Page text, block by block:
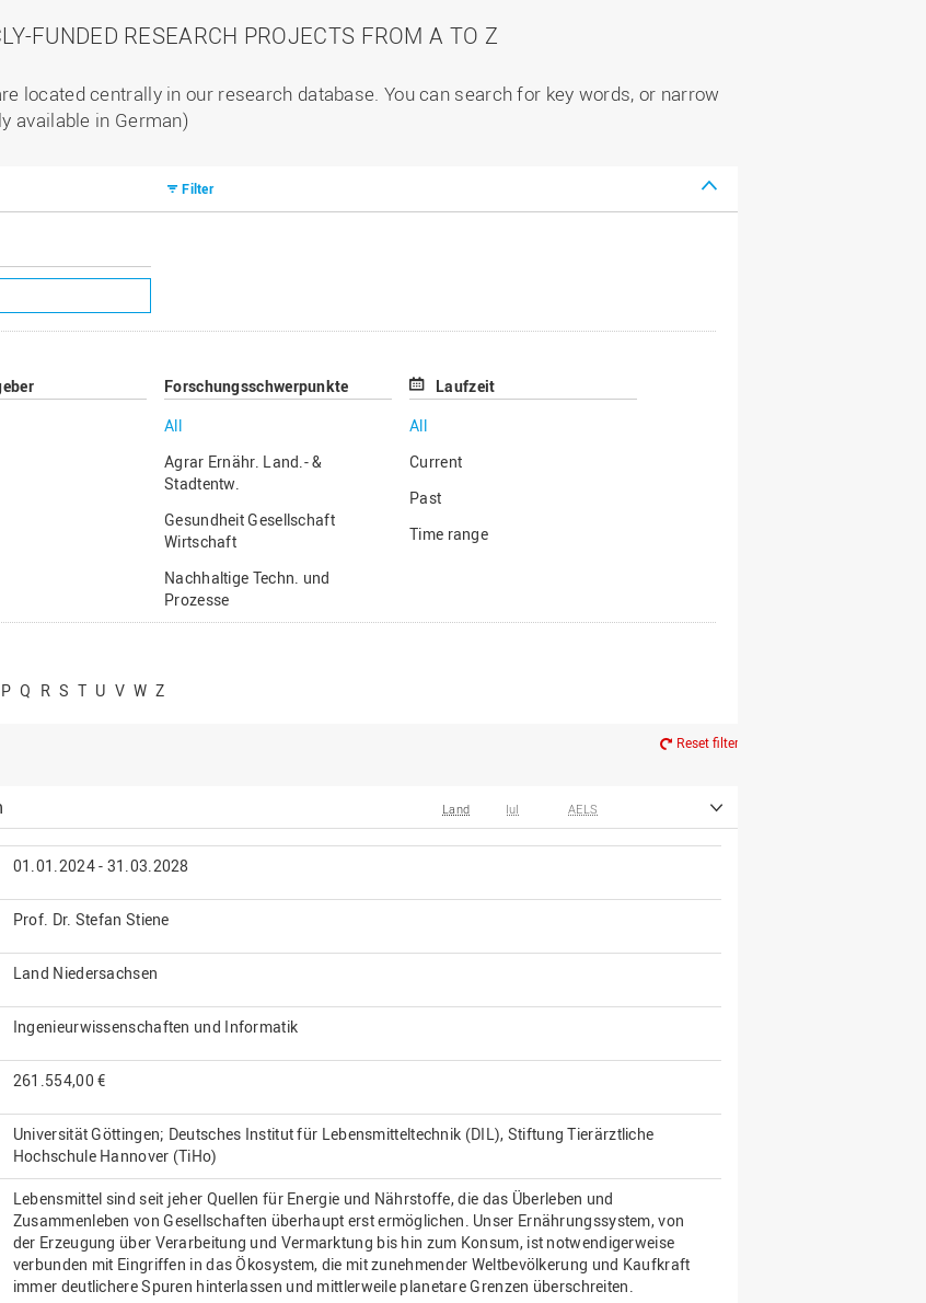
FUNDED RESEARCH PROJECTS FROM A TO Z
located centrally in our research database. You can search for key words, or narrow
available in German)
Filter
Forschungsschwerpunkte
All
Agrar Ernähr. Land.- &
Stadtentw.
Gesundheit Gesellschaft
Wirtschaft
Nachhaltige Techn. und
Prozesse
Laufzeit
All
Current
Past
Time range
P Q R S T U V W Z
Reset filter
Land IuI AELS
01.01.2024 - 31.03.2028
Prof. Dr. Stefan Stiene
Land Niedersachsen
Ingenieurwissenschaften und Informatik
261.554,00 €
Universität Göttingen; Deutsches Institut für Lebensmitteltechnik (DIL), Stiftung Tierärztliche
Hochschule Hannover (TiHo)
Lebensmittel sind seit jeher Quellen für Energie und Nährstoffe, die das Überleben und
Zusammenleben von Gesellschaften überhaupt erst ermöglichen. Unser Ernährungssystem, von
der Erzeugung über Verarbeitung und Vermarktung bis hin zum Konsum, ist notwendigerweise
verbunden mit Eingriffen in das Ökosystem, die mit zunehmender Weltbevölkerung und Kaufkraft
immer deutlichere Spuren hinterlassen und mittlerweile planetare Grenzen überschreiten.